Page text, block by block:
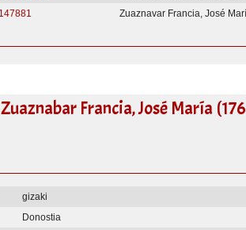
147881 Zuaznavar Francia, José
Francia, José María
gizaki
Donostia